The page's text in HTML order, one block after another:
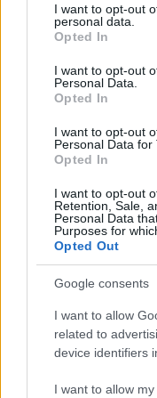
not limited to your
grant or deny consent
use your data for
consent section.
I want to opt-out
personal data.
Opted In
I want to opt-out
Personal Data.
Opted In
I want to opt-out
Personal Data for
Opted In
I want to opt-out
Retention, Sale,
Personal Data
Purposes for
Opted Out
Google consents
I want to allow
related to
device identifiers
I want to allow
NEWS